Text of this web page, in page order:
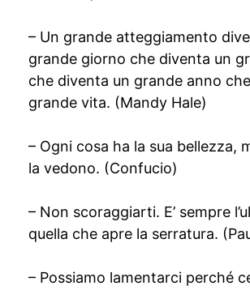
– Un grande atteggiamento
grande giorno che diventa un
che diventa un grande anno
grande vita. (Mandy Hale)
– Ogni cosa ha la sua bellezza,
la vedono. (Confucio)
– Non scoraggiarti. E’ sempre
quella che apre la serratura.
– Possiamo lamentarci perché